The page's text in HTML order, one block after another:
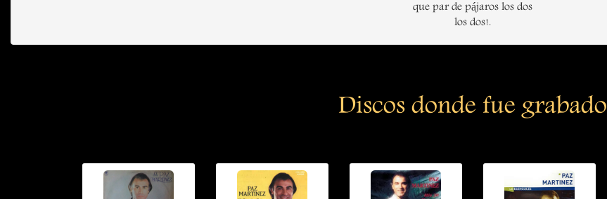
que par de pájaros los dos
los dos!.
Discos donde fue grabado